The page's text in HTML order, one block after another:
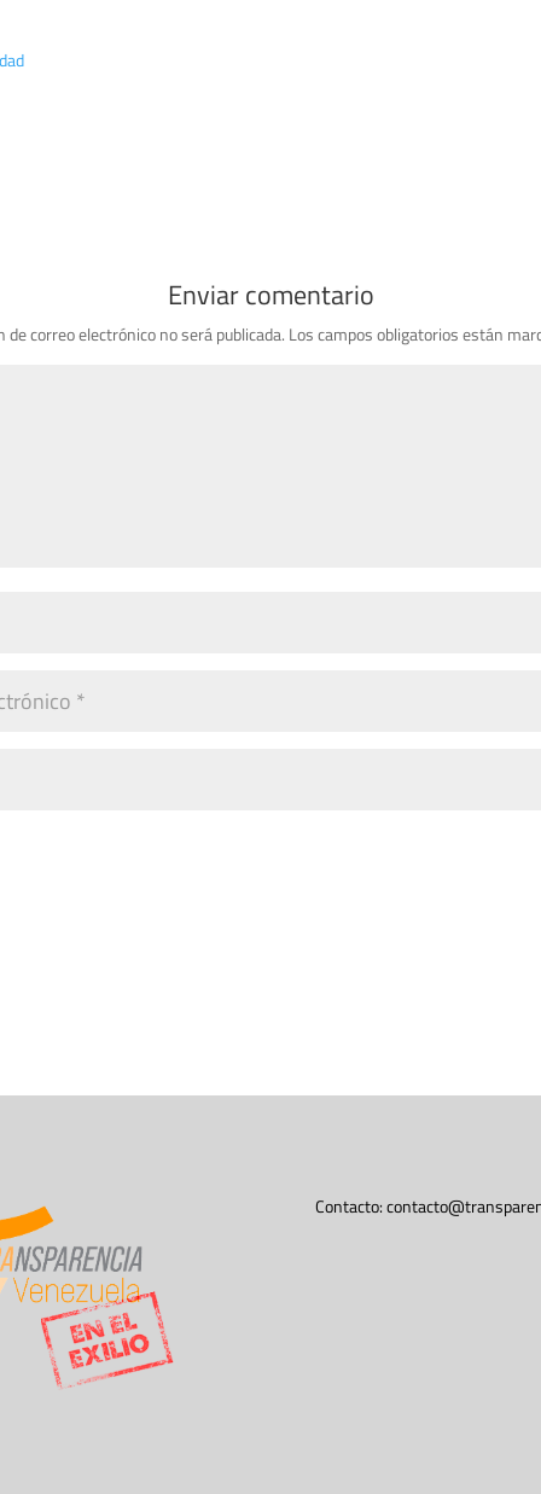
Enviar comentario
de correo electrónico no será publicada. Los campos obligatorios están
Contacto: